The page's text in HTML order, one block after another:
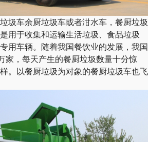
圾车余厨垃圾车或者泔水车，餐厨垃圾
用于收集和运输生活垃圾、食品垃圾
用车辆。随着我国餐饮业的发展，我国
家，每天产生的餐厨垃圾数量十分惊
。以餐厨垃圾为对象的餐厨垃圾车也飞